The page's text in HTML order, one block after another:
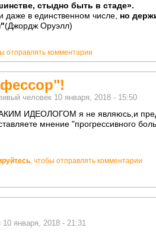
стыдно быть в стаде».
и даже в единственном числе, но
(Джордж Оруэлл)
отправлять комментарии
человек 10 января, 2018 - 15:50
ИДЕОЛОГОМ я не являюсь,и
мнение "прогрессивного
, чтобы отправлять комментарии
10 января, 2018 - 21:31